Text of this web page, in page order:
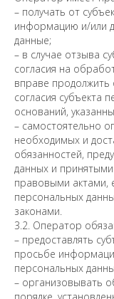
– получать от
информацию и/или
данные;
– в случае отзыва
согласия на
вправе продолжить
согласия субъекта
оснований,
– самостоятельно
необходимых и
обязанностей,
данных и
правовыми актами,
персональных
законами.
3.2. Оператор
– предоставлять
просьбе
персональных
– организовывать